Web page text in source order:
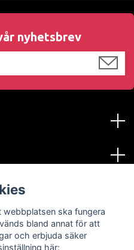
nyhetsbrev
ska fungera
bland annat för att
och erbjuda säker
här: